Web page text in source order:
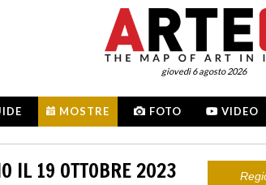
giovedì 6 agosto 2026
MOSTRE FOTO VIDEO
IL 19 OTTOBRE 2023